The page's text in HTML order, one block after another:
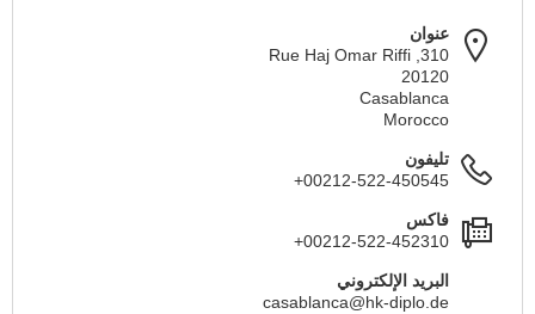
عنوان
310, Rue Haj Omar Riffi
20120
Casablanca
Morocco
تليفون
+00212-522-450545
فاكس
+00212-522-452310
البريد الإلكتروني
casablanca@hk-diplo.de